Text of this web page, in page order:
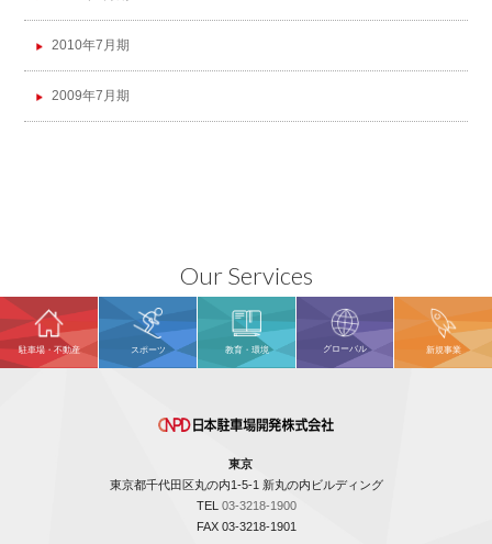
2010年7月期
2009年7月期
Our Services
駐車場・不動産 スポーツ 教育・環境 グローバル 新規事業
東京
東京都千代田区丸の内1-5-1 新丸の内ビルディング
TEL 03-3218-1900
FAX 03-3218-1901